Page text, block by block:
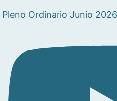
Pleno Ordinario Junio 2026